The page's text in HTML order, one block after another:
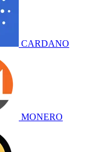
CARDANO
MONERO